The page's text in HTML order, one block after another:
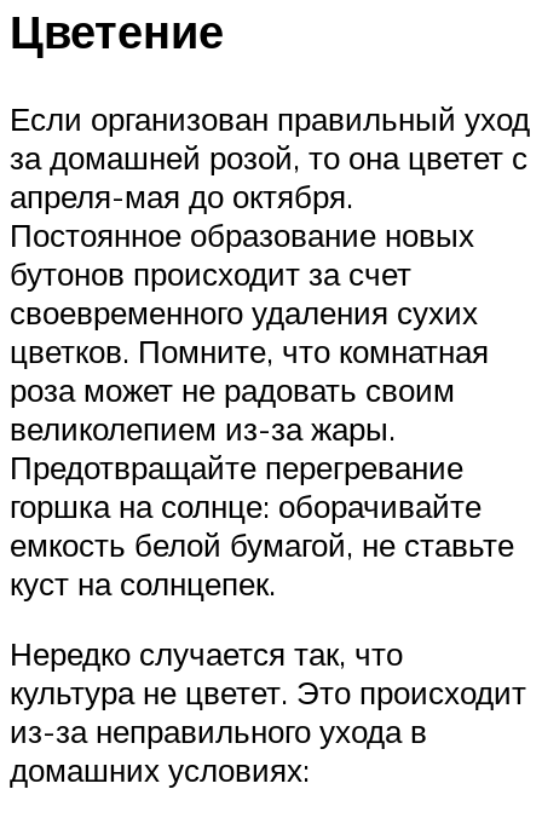
Цветение
Если организован правильный уход
за домашней розой, то она цветет с
апреля-мая до октября.
Постоянное образование новых
бутонов происходит за счет
своевременного удаления сухих
цветков. Помните, что комнатная
роза может не радовать своим
великолепием из-за жары.
Предотвращайте перегревание
горшка на солнце: оборачивайте
емкость белой бумагой, не ставьте
куст на солнцепек.
Нередко случается так, что
культура не цветет. Это происходит
из-за неправильного ухода в
домашних условиях: